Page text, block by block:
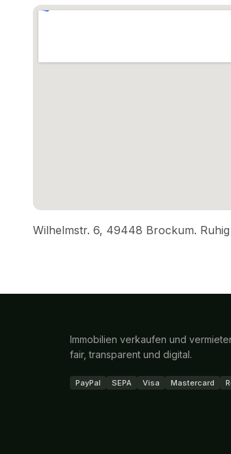
Immobilien verkaufen und
fair, transparent und digital.
PayPal SEPA Visa Mastercard